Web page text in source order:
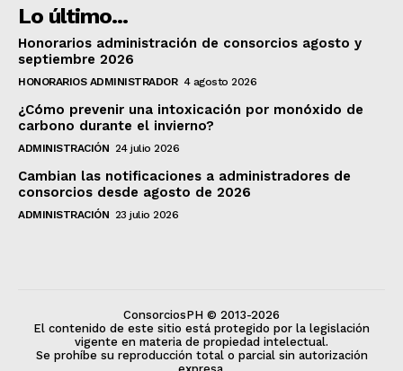
Lo último...
Honorarios administración de consorcios agosto y
septiembre 2026
HONORARIOS ADMINISTRADOR 4 agosto 2026
¿Cómo prevenir una intoxicación por monóxido de
carbono durante el invierno?
ADMINISTRACIÓN 24 julio 2026
Cambian las notificaciones a administradores de
consorcios desde agosto de 2026
ADMINISTRACIÓN 23 julio 2026
ConsorciosPH © 2013-2026
El contenido de este sitio está protegido por la legislación
vigente en materia de propiedad intelectual.
Se prohíbe su reproducción total o parcial sin autorización